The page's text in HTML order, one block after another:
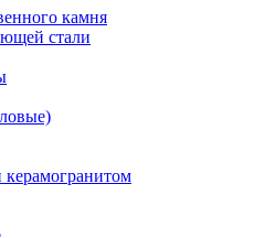
камня
стали